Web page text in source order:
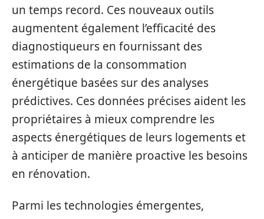
un temps record. Ces nouveaux outils
augmentent également l’efficacité des
diagnostiqueurs en fournissant des
estimations de la consommation
énergétique basées sur des analyses
prédictives. Ces données précises aident les
propriétaires à mieux comprendre les
aspects énergétiques de leurs logements et
à anticiper de manière proactive les besoins
en rénovation.
Parmi les technologies émergentes,